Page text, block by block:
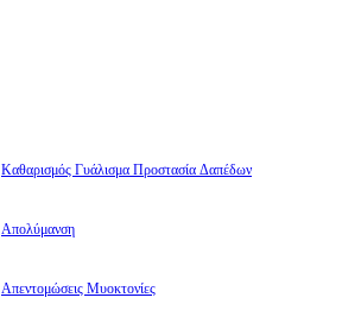
Καθαρισμός Γυάλισμα Προστασία Δαπέδων
Απολύμανση
Απεντομώσεις Μυοκτονίες